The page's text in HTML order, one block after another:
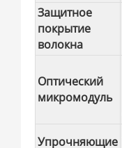
Защитное
покрытие
волокна
Оптический
микромодуль
Упрочняющие